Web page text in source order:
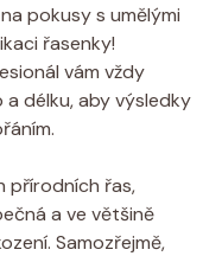
pokusy s umělými
řasenky!
vám vždy
délku, aby výsledky
přírodních řas,
a ve většině
Samozřejmě,